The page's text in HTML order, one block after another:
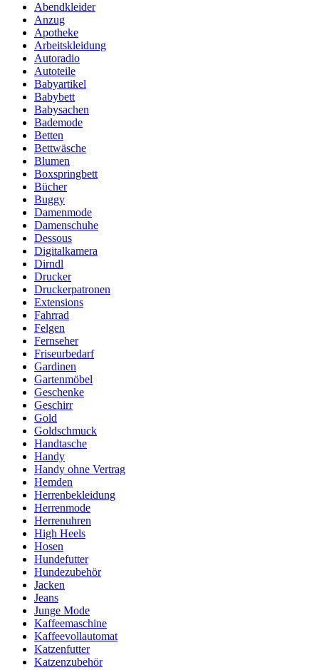
Abendkleider
Anzug
Apotheke
Arbeitskleidung
Autoradio
Autoteile
Babyartikel
Babybett
Babysachen
Bademode
Betten
Bettwäsche
Blumen
Boxspringbett
Bücher
Buggy
Damenmode
Damenschuhe
Dessous
Digitalkamera
Dirndl
Drucker
Druckerpatronen
Extensions
Fahrrad
Felgen
Fernseher
Friseurbedarf
Gardinen
Gartenmöbel
Geschenke
Geschirr
Gold
Goldschmuck
Handtasche
Handy
Handy ohne Vertrag
Hemden
Herrenbekleidung
Herrenmode
Herrenuhren
High Heels
Hosen
Hundefutter
Hundezubehör
Jacken
Jeans
Junge Mode
Kaffeemaschine
Kaffeevollautomat
Katzenfutter
Katzenzubehör